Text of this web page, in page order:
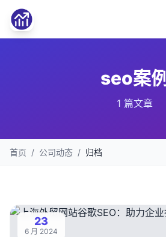
seo案例
1 篇文章
首页 / 公司动态 / 归档
23
6 月 2024